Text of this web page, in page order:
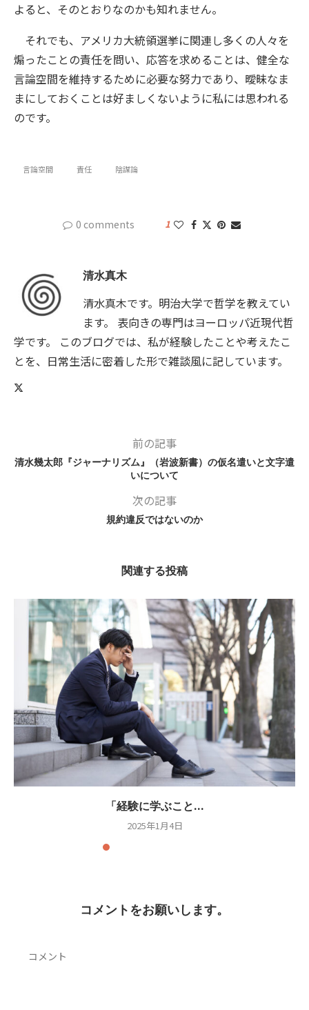
よると、そのとおりなのかも知れません。
それでも、アメリカ大統領選挙に関連し多くの人々を
煽ったことの責任を問い、応答を求めることは、健全な
言論空間を維持するために必要な努力であり、曖昧なま
まにしておくことは好ましくないように私には思われる
のです。
言論空間 責任 陰謀論
0 comments 1
清水真木
清水真木です。明治大学で哲学を教えてい
ます。 表向きの専門はヨーロッパ近現代哲
学です。 このブログでは、私が経験したことや考えたこ
とを、日常生活に密着した形で雑談風に記しています。
前の記事
清水幾太郎『ジャーナリズム』（岩波新書）の仮名遣いと文字遣
いについて
次の記事
規約違反ではないのか
関連する投稿
「経験に学ぶこと...
2025年1月4日
コメントをお願いします。